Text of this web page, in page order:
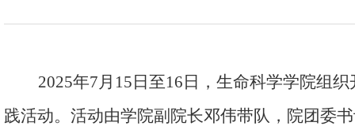
2025年7月 15 日至16 日，生命科学学院组
践活动。活动由学院副院长邓伟带队，院团委